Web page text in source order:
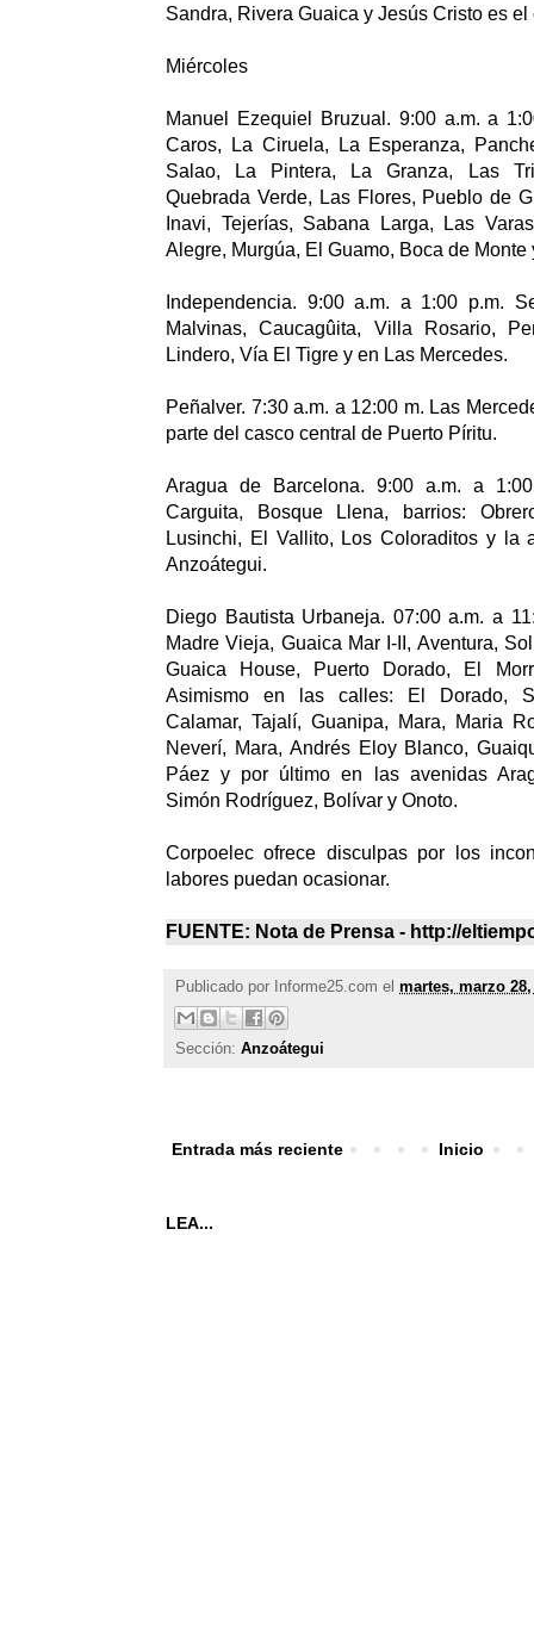
Sandra, Rivera Guaica y Jesús Cristo es el
Miércoles
Manuel Ezequiel Bruzual. 9:00 a.m. a
Caros, La Ciruela, La Esperanza,
Salao, La Pintera, La Granza, Las
Quebrada Verde, Las Flores, Pueblo de
Inavi, Tejerías, Sabana Larga, Las
Alegre, Murgúa, El Guamo, Boca de
Independencia. 9:00 a.m. a 1:00 p.m.
Malvinas, Caucagûita, Villa Rosario,
Lindero, Vía El Tigre y en Las Mercedes.
Peñalver. 7:30 a.m. a 12:00 m. Las
parte del casco central de Puerto Píritu.
Aragua de Barcelona. 9:00 a.m. a
Carguita, Bosque Llena, barrios:
Lusinchi, El Vallito, Los Coloraditos y la
Anzoátegui.
Diego Bautista Urbaneja. 07:00 a.m. a
Madre Vieja, Guaica Mar I-II, Aventura,
Guaica House, Puerto Dorado, El
Asimismo en las calles: El Dorado,
Calamar, Tajalí, Guanipa, Mara, Maria
Neverí, Mara, Andrés Eloy Blanco,
Páez y por último en las avenidas
Simón Rodríguez, Bolívar y Onoto.
Corpoelec ofrece disculpas por los
labores puedan ocasionar.
FUENTE: Nota de Prensa - http://
Publicado por Informe25.com el martes, marzo 28,
Sección: Anzoátegui
Entrada más reciente Inicio
LEA...